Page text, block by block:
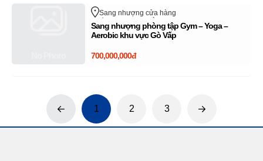
Sang nhượng cửa hàng
Chiều ngang mặt bằng: 12mPhan Văn Trị
Quận Gò VấpHồ Chí Minh
Sang nhượng phòng tập Gym – Yoga –
Aerobic khu vực Gò Vấp
700,000,000đ
1 2 3